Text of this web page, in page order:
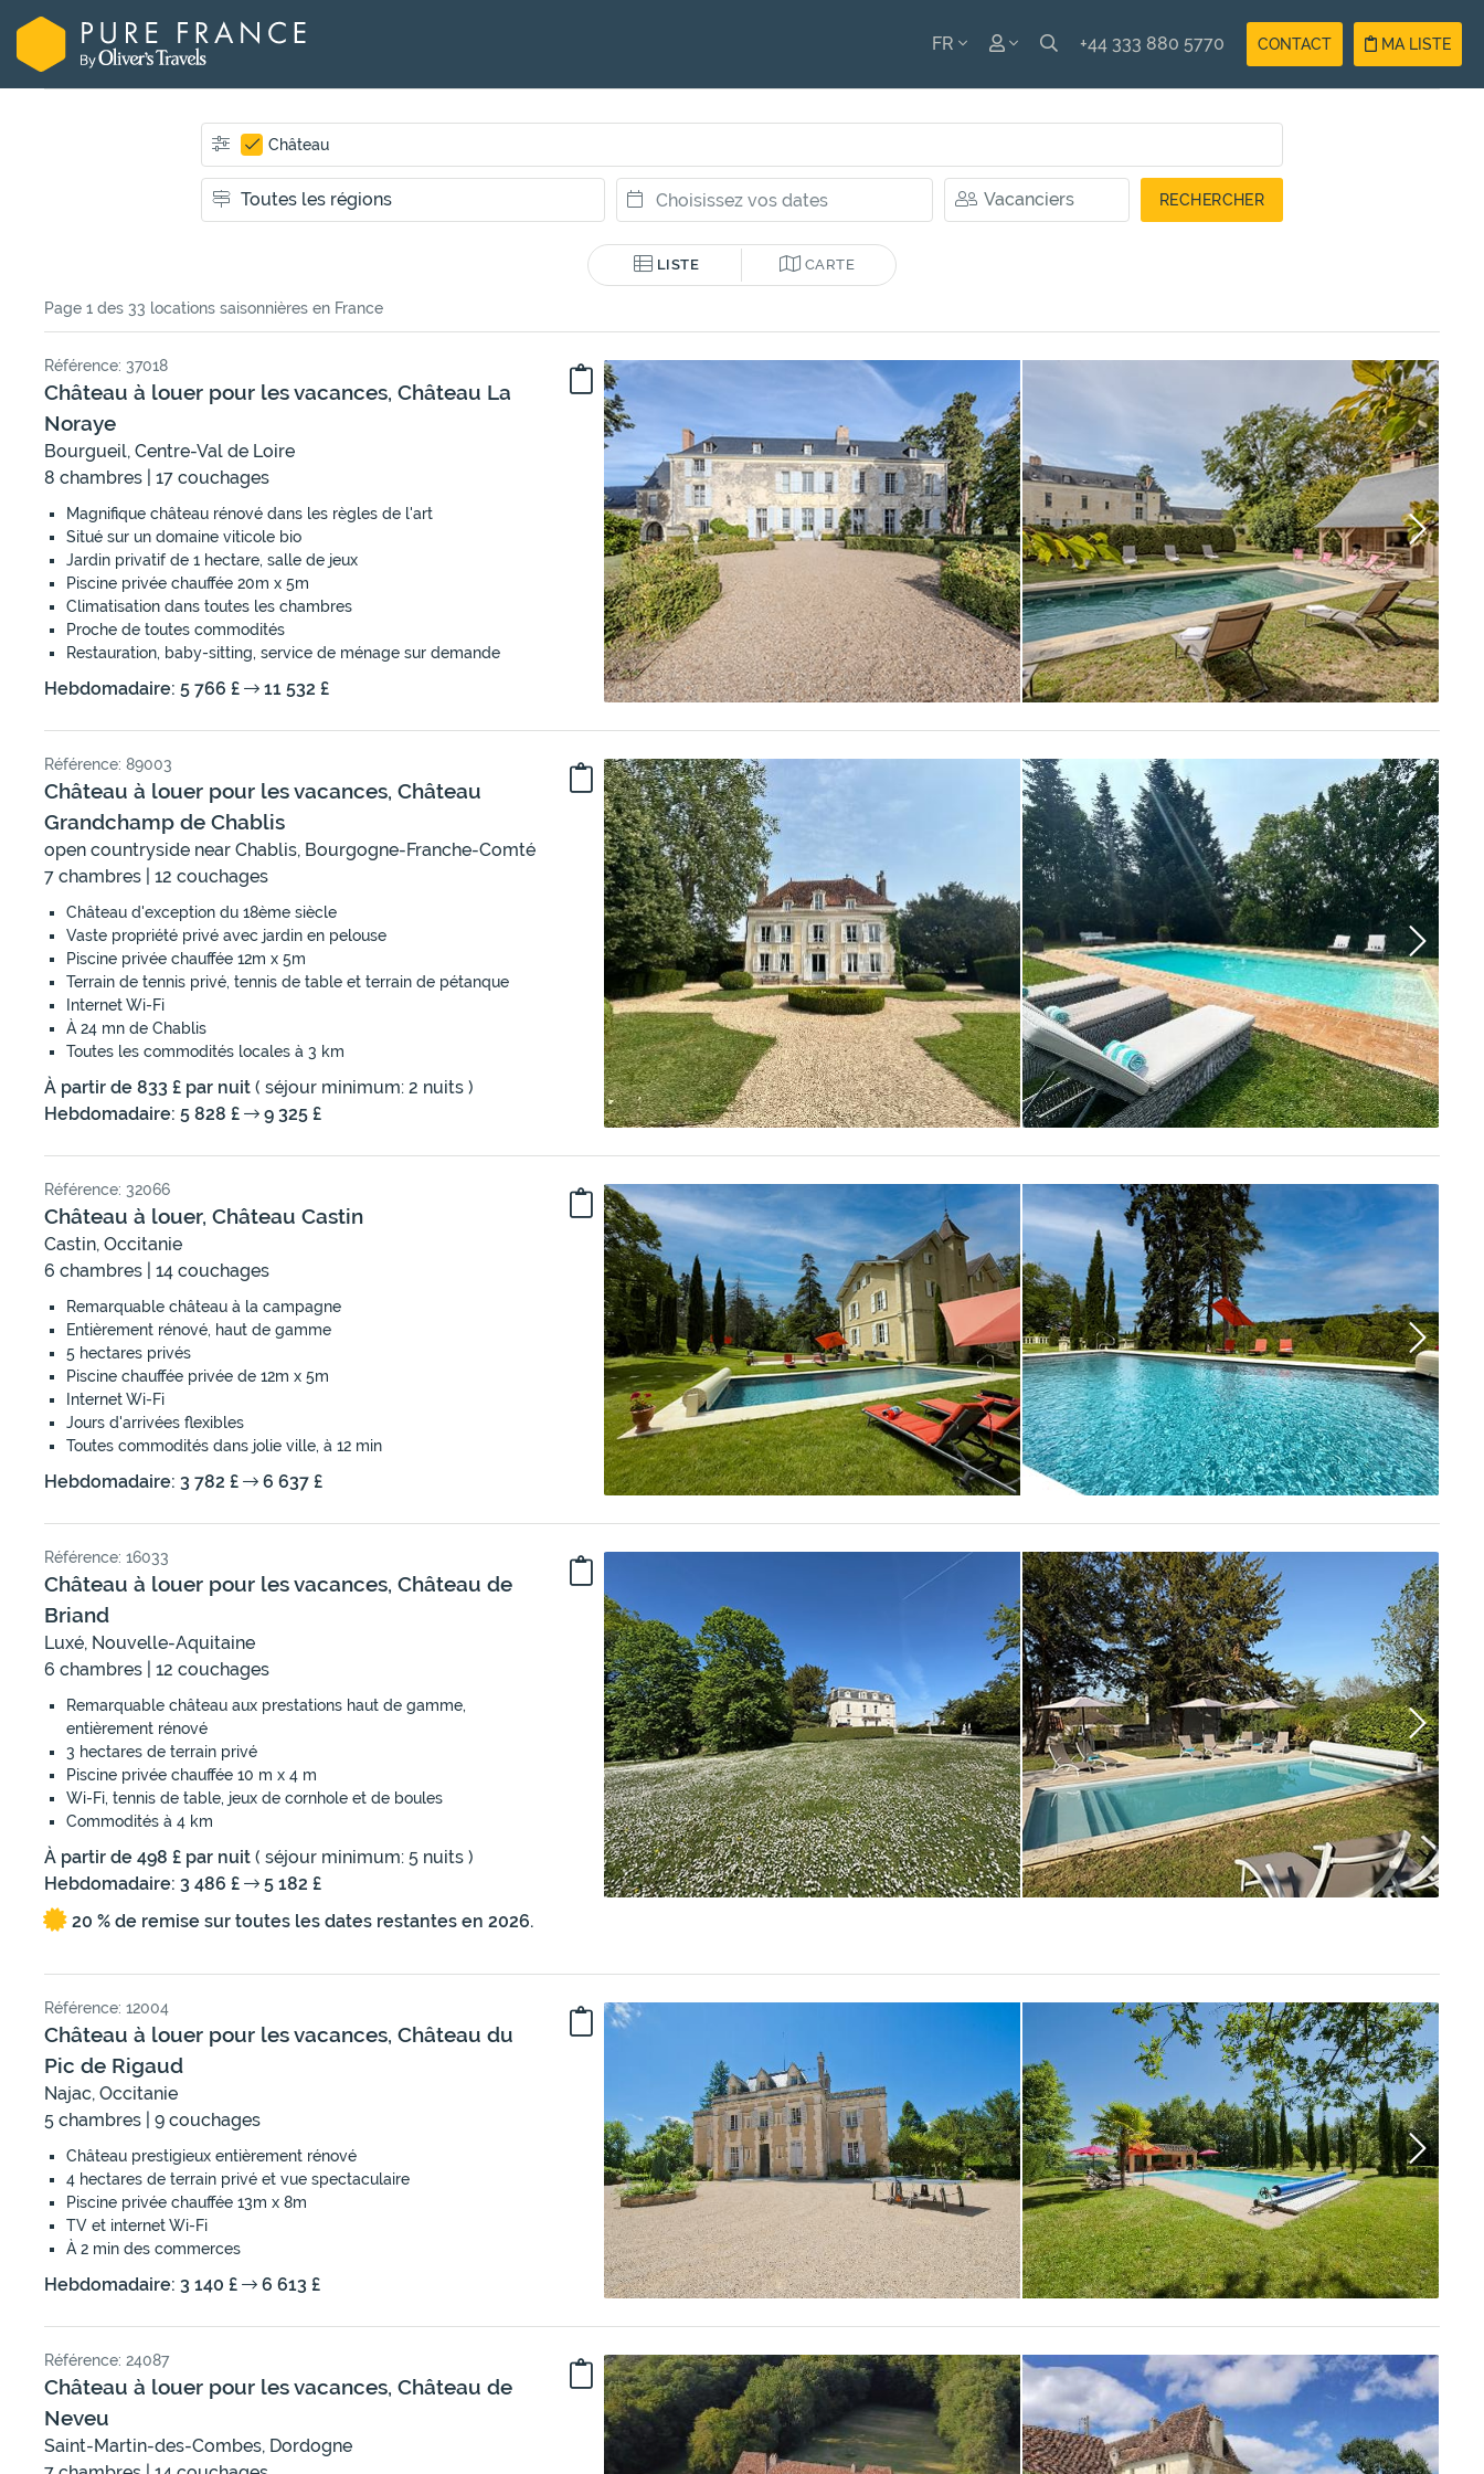
MA LISTE
CONTACT
+44 333 880 5770
Compte
Compte
Propriétaire
FR
ENGLISH
Château
LISTE CARTE
Page 1 des 33 locations saisonnières en France
Référence: 37018
Château à louer pour les vacances, Château La
Noraye
Bourgueil, Centre-Val de Loire
8 chambres | 17 couchages
Magnifique château rénové dans les règles de l'art
Situé sur un domaine viticole bio
Jardin privatif de 1 hectare, salle de jeux
Piscine privée chauffée 20m x 5m
Climatisation dans toutes les chambres
Proche de toutes commodités
Restauration, baby-sitting, service de ménage sur demande
Hebdomadaire: 5 766 £ 11 532 £
Référence: 89003
Château à louer pour les vacances, Château
Grandchamp de Chablis
open countryside near Chablis, Bourgogne-Franche-Comté
7 chambres | 12 couchages
Château d'exception du 18ème siècle
Vaste propriété privé avec jardin en pelouse
Piscine privée chauffée 12m x 5m
Terrain de tennis privé, tennis de table et terrain de pétanque
Internet Wi-Fi
À 24 mn de Chablis
Toutes les commodités locales à 3 km
À partir de 833 £ par nuit ( séjour minimum: 2 nuits )
Hebdomadaire: 5 828 £
9 325 £
Référence: 32066
Château à louer, Château Castin
Castin, Occitanie
6 chambres | 14 couchages
Remarquable château à la campagne
Entièrement rénové, haut de gamme
5 hectares privés
Piscine chauffée privée de 12m x 5m
Internet Wi-Fi
Jours d'arrivées flexibles
Toutes commodités dans jolie ville, à 12 min
Hebdomadaire: 3 782 £ 6 637 £
Référence: 16033
Château à louer pour les vacances, Château de
Briand
Luxé, Nouvelle-Aquitaine
6 chambres | 12 couchages
Remarquable château aux prestations haut de gamme,
entièrement rénové
3 hectares de terrain privé
Piscine privée chauffée 10 m x 4 m
Wi-Fi, tennis de table, jeux de cornhole et de boules
Commodités à 4 km
À partir de 498 £ par nuit ( séjour minimum: 5 nuits )
Hebdomadaire: 3 486 £
5 182 £
20 % de remise sur toutes les dates restantes en 2026.
Référence: 12004
Château à louer pour les vacances, Château du
Pic de Rigaud
Najac, Occitanie
5 chambres | 9 couchages
Château prestigieux entièrement rénové
4 hectares de terrain privé et vue spectaculaire
Piscine privée chauffée 13m x 8m
TV et internet Wi-Fi
À 2 min des commerces
Hebdomadaire: 3 140 £ 6 613 £
Référence: 24087
Château à louer pour les vacances, Château de
Neveu
Saint-Martin-des-Combes, Dordogne